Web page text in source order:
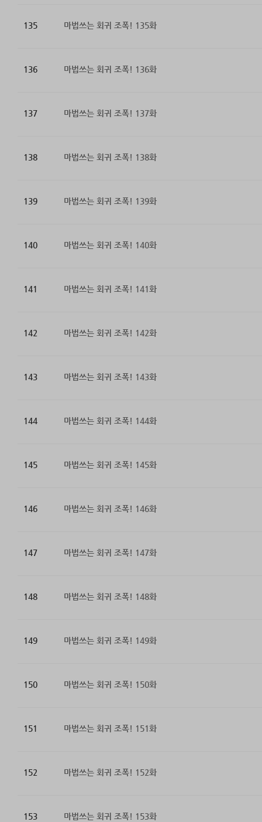
135 마법쓰는 회귀 조폭! 135화
136 마법쓰는 회귀 조폭! 136화
137 마법쓰는 회귀 조폭! 137화
138 마법쓰는 회귀 조폭! 138화
139 마법쓰는 회귀 조폭! 139화
140 마법쓰는 회귀 조폭! 140화
141 마법쓰는 회귀 조폭! 141화
142 마법쓰는 회귀 조폭! 142화
143 마법쓰는 회귀 조폭! 143화
144 마법쓰는 회귀 조폭! 144화
145 마법쓰는 회귀 조폭! 145화
146 마법쓰는 회귀 조폭! 146화
147 마법쓰는 회귀 조폭! 147화
148 마법쓰는 회귀 조폭! 148화
149 마법쓰는 회귀 조폭! 149화
150 마법쓰는 회귀 조폭! 150화
151 마법쓰는 회귀 조폭! 151화
152 마법쓰는 회귀 조폭! 152화
153 마법쓰는 회귀 조폭! 153화